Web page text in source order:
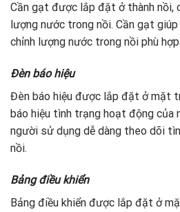
Cần gạt được lắp đặt ở thành nồi,
lượng nước trong nồi. Cần gạt
chỉnh lượng nước trong nồi phù
Đèn báo hiệu
Đèn báo hiệu được lắp đặt ở mặt
báo hiệu tình trạng hoạt động của
người sử dụng dễ dàng theo dõi
nồi.
Bảng điều khiển
Bảng điều khiển được lắp đặt ở